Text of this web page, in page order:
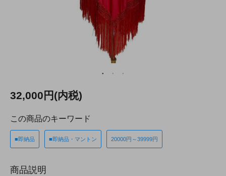
32,000円(内税)
この商品のキーワード
■即納品 ■即納品・マントン 20000円～39999円
商品説明